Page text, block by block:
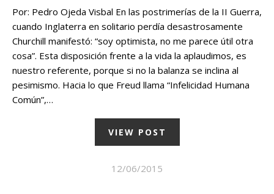
Por: Pedro Ojeda Visbal En las postrimerías de la II Guerra,
cuando Inglaterra en solitario perdía desastrosamente
Churchill manifestó: “soy optimista, no me parece útil otra
cosa”. Esta disposición frente a la vida la aplaudimos, es
nuestro referente, porque si no la balanza se inclina al
pesimismo. Hacia lo que Freud llama “Infelicidad Humana
Común”,…
VIEW POST
12/06/2015